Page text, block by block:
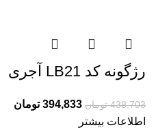
رژگونه کد LB21 آجری
438,703 تومان 394,833 تومان
اطلاعات بیشتر